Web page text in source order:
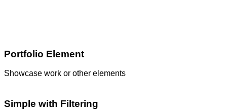
Portfolio Element
Showcase work or other elements
Simple with Filtering